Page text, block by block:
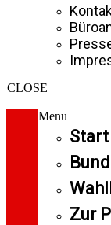
CLOSE
Menu
Start
Zur